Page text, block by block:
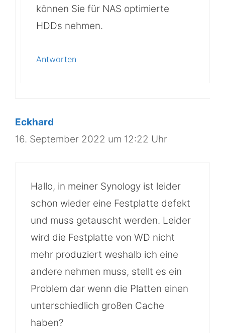
können Sie für NAS optimierte
HDDs nehmen.
Antworten
Eckhard
16. September 2022 um 12:22 Uhr
Hallo, in meiner Synology ist leider
schon wieder eine Festplatte defekt
und muss getauscht werden. Leider
wird die Festplatte von WD nicht
mehr produziert weshalb ich eine
andere nehmen muss, stellt es ein
Problem dar wenn die Platten einen
unterschiedlich großen Cache
haben?